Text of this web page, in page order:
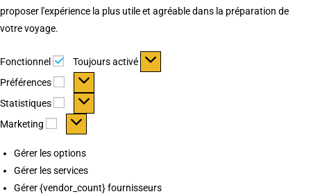
proposer l'expérience la plus utile et agréable dans la préparation de
votre voyage.
Fonctionnel Fonctionnel
Toujours activé
Préférences
Préférences
Statistiques Statistiques
Marketing Marketing
Gérer les options
Gérer les services
Gérer {vendor_count} fournisseurs